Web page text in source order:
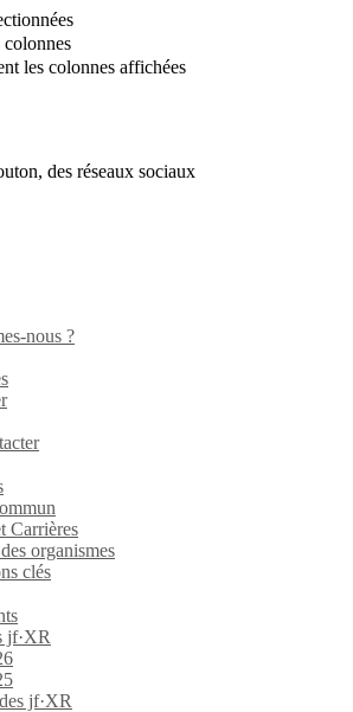
colonnes
les colonnes affichées
des réseaux sociaux
nous ?
Carrières
organismes
clés
jf·XR
jf·XR